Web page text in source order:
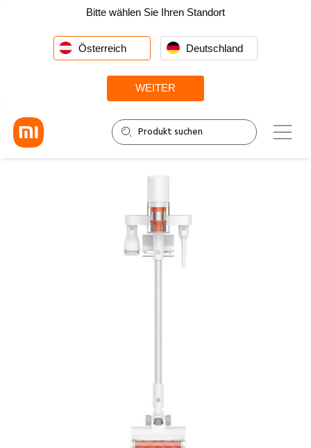
Bitte wählen Sie Ihren Standort
Österreich Deutschland
WEITER